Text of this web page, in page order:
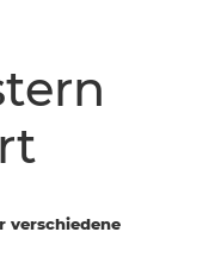
verschiedene